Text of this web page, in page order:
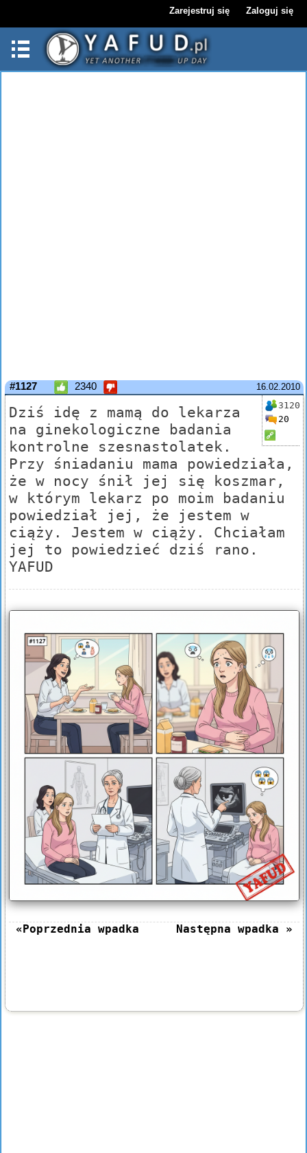
Zarejestruj się Zaloguj się
16.02.2010
#1127 2340
3120
20
Dziś idę z mamą do lekarza
na ginekologiczne badania
kontrolne szesnastolatek.
Przy śniadaniu mama powiedziała,
że w nocy śnił jej się koszmar,
w którym lekarz po moim badaniu
powiedział jej, że jestem w
ciąży. Jestem w ciąży. Chciałam
jej to powiedzieć dziś rano.
YAFUD
«Poprzednia wpadka Następna wpadka »